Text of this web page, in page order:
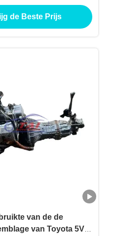
Elantra-auto's
de Beste Prijs
van de de
van Toyota 5VZ